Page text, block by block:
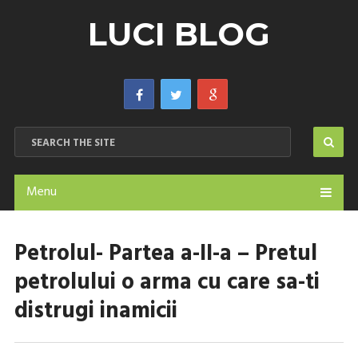
LUCI BLOG
Menu
Petrolul- Partea a-II-a – Pretul
petrolului o arma cu care sa-ti
distrugi inamicii